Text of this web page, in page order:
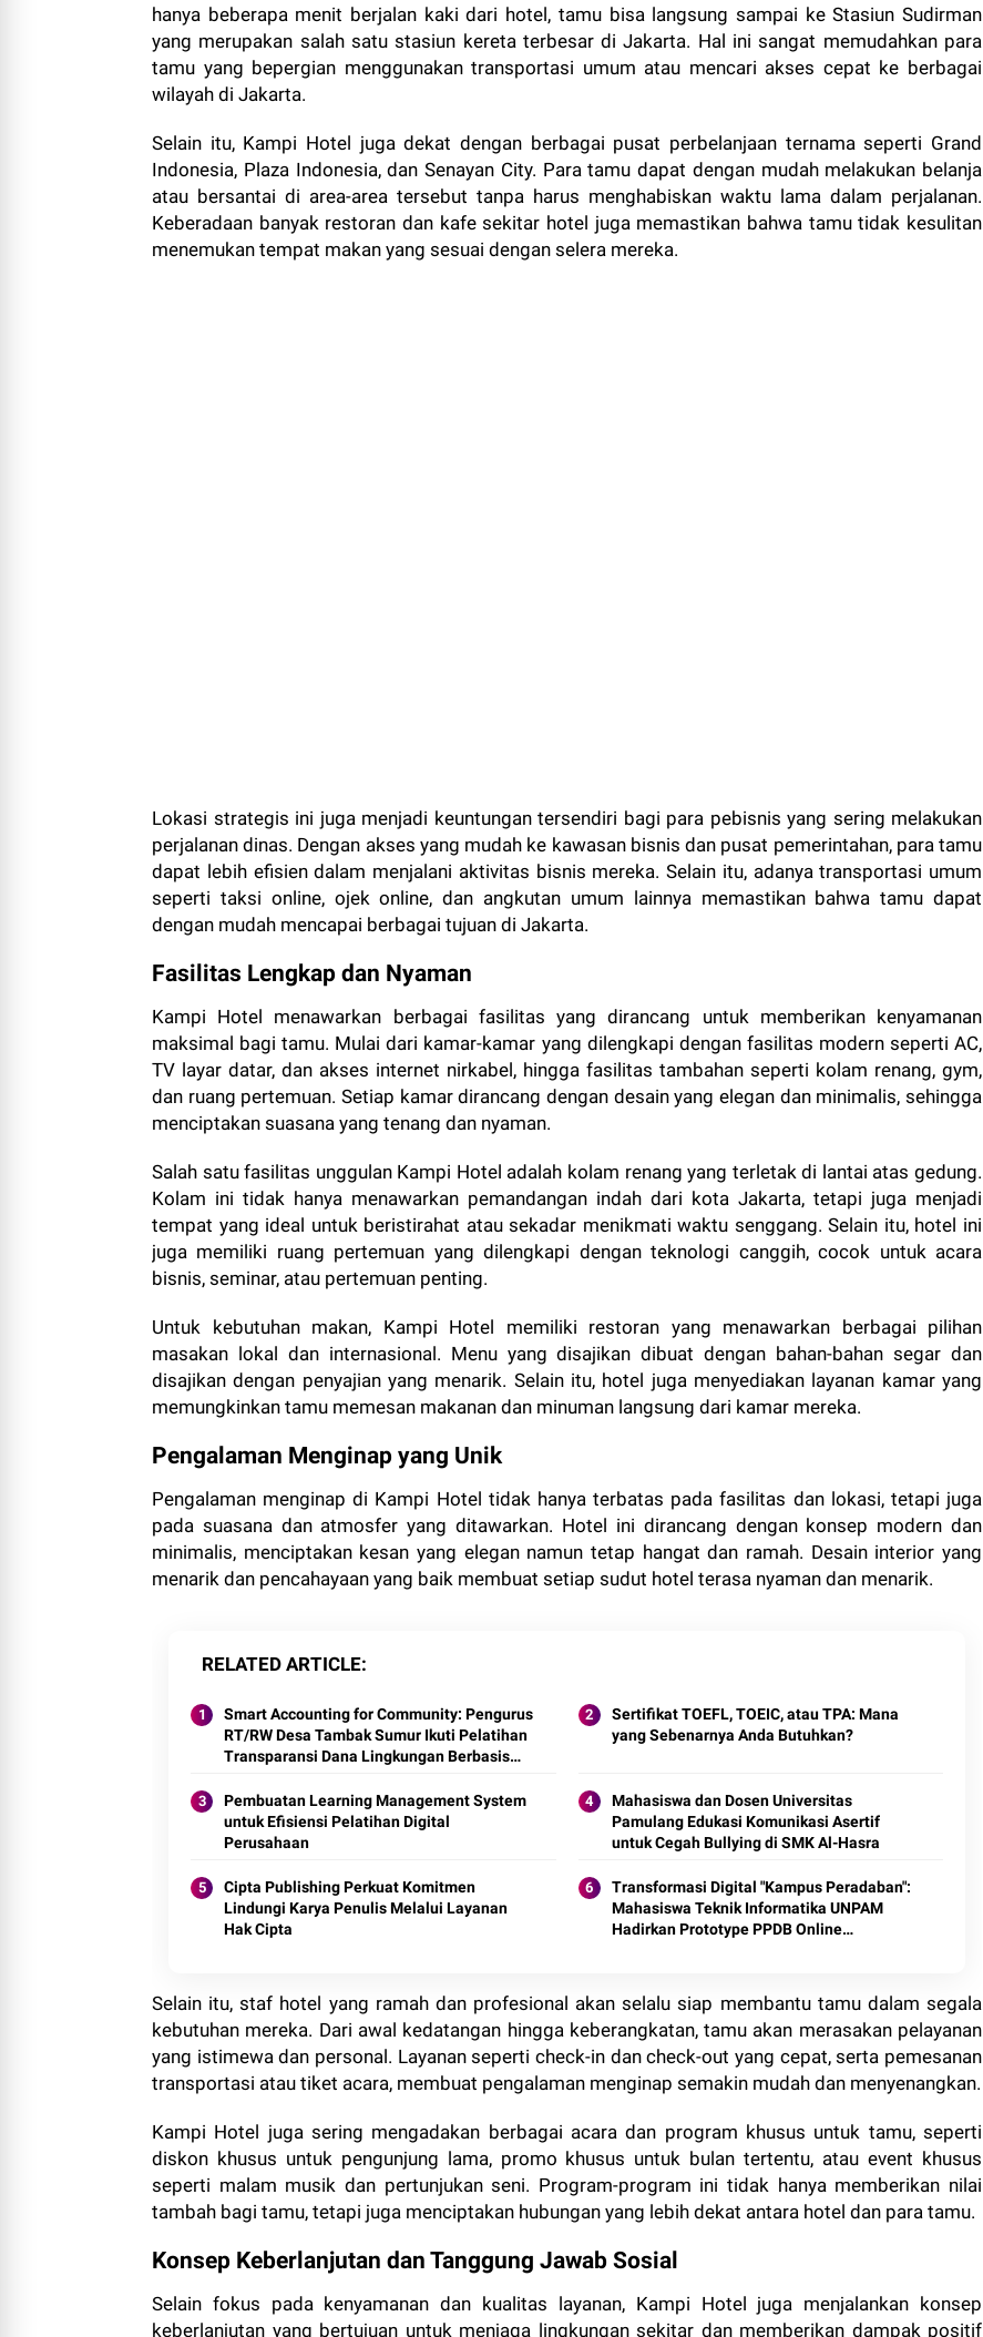
hanya beberapa menit berjalan kaki dari hotel, tamu bisa langsung sampai ke Stasiun Sudirman
yang merupakan salah satu stasiun kereta terbesar di Jakarta. Hal ini sangat memudahkan para
tamu yang bepergian menggunakan transportasi umum atau mencari akses cepat ke berbagai
wilayah di Jakarta.
Selain itu, Kampi Hotel juga dekat dengan berbagai pusat perbelanjaan ternama seperti Grand
Indonesia, Plaza Indonesia, dan Senayan City. Para tamu dapat dengan mudah melakukan belanja
atau bersantai di area-area tersebut tanpa harus menghabiskan waktu lama dalam perjalanan.
Keberadaan banyak restoran dan kafe sekitar hotel juga memastikan bahwa tamu tidak kesulitan
menemukan tempat makan yang sesuai dengan selera mereka.
Lokasi strategis ini juga menjadi keuntungan tersendiri bagi para pebisnis yang sering melakukan
perjalanan dinas. Dengan akses yang mudah ke kawasan bisnis dan pusat pemerintahan, para tamu
dapat lebih efisien dalam menjalani aktivitas bisnis mereka. Selain itu, adanya transportasi umum
seperti taksi online, ojek online, dan angkutan umum lainnya memastikan bahwa tamu dapat
dengan mudah mencapai berbagai tujuan di Jakarta.
Fasilitas Lengkap dan Nyaman
Kampi Hotel menawarkan berbagai fasilitas yang dirancang untuk memberikan kenyamanan
maksimal bagi tamu. Mulai dari kamar-kamar yang dilengkapi dengan fasilitas modern seperti AC,
TV layar datar, dan akses internet nirkabel, hingga fasilitas tambahan seperti kolam renang, gym,
dan ruang pertemuan. Setiap kamar dirancang dengan desain yang elegan dan minimalis, sehingga
menciptakan suasana yang tenang dan nyaman.
Salah satu fasilitas unggulan Kampi Hotel adalah kolam renang yang terletak di lantai atas gedung.
Kolam ini tidak hanya menawarkan pemandangan indah dari kota Jakarta, tetapi juga menjadi
tempat yang ideal untuk beristirahat atau sekadar menikmati waktu senggang. Selain itu, hotel ini
juga memiliki ruang pertemuan yang dilengkapi dengan teknologi canggih, cocok untuk acara
bisnis, seminar, atau pertemuan penting.
Untuk kebutuhan makan, Kampi Hotel memiliki restoran yang menawarkan berbagai pilihan
masakan lokal dan internasional. Menu yang disajikan dibuat dengan bahan-bahan segar dan
disajikan dengan penyajian yang menarik. Selain itu, hotel juga menyediakan layanan kamar yang
memungkinkan tamu memesan makanan dan minuman langsung dari kamar mereka.
Pengalaman Menginap yang Unik
Pengalaman menginap di Kampi Hotel tidak hanya terbatas pada fasilitas dan lokasi, tetapi juga
pada suasana dan atmosfer yang ditawarkan. Hotel ini dirancang dengan konsep modern dan
minimalis, menciptakan kesan yang elegan namun tetap hangat dan ramah. Desain interior yang
menarik dan pencahayaan yang baik membuat setiap sudut hotel terasa nyaman dan menarik.
RELATED ARTICLE
Smart Accounting for Community: Pengurus
RT/RW Desa Tambak Sumur Ikuti Pelatihan
Transparansi Dana Lingkungan Berbasis
Sertifikat TOEFL, TOEIC, atau TPA: Mana
yang Sebenarnya Anda Butuhkan?
Pembuatan Learning Management System
untuk Efisiensi Pelatihan Digital
Perusahaan
Mahasiswa dan Dosen Universitas
Pamulang Edukasi Komunikasi Asertif
untuk Cegah Bullying di SMK Al-Hasra
Cipta Publishing Perkuat Komitmen
Lindungi Karya Penulis Melalui Layanan
Hak Cipta
Transformasi Digital "Kampus Peradaban":
Mahasiswa Teknik Informatika UNPAM
Hadirkan Prototype PPDB Online
Selain itu, staf hotel yang ramah dan profesional akan selalu siap membantu tamu dalam segala
kebutuhan mereka. Dari awal kedatangan hingga keberangkatan, tamu akan merasakan pelayanan
yang istimewa dan personal. Layanan seperti check-in dan check-out yang cepat, serta pemesanan
transportasi atau tiket acara, membuat pengalaman menginap semakin mudah dan menyenangkan.
Kampi Hotel juga sering mengadakan berbagai acara dan program khusus untuk tamu, seperti
diskon khusus untuk pengunjung lama, promo khusus untuk bulan tertentu, atau event khusus
seperti malam musik dan pertunjukan seni. Program-program ini tidak hanya memberikan nilai
tambah bagi tamu, tetapi juga menciptakan hubungan yang lebih dekat antara hotel dan para tamu.
Konsep Keberlanjutan dan Tanggung Jawab Sosial
Selain fokus pada kenyamanan dan kualitas layanan, Kampi Hotel juga menjalankan konsep
keberlanjutan yang bertujuan untuk menjaga lingkungan sekitar dan memberikan dampak positif